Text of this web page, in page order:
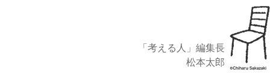
「考える人」編集長
松本太郎